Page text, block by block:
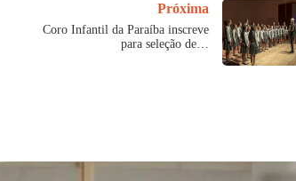
Próxima
Coro Infantil da Paraíba inscreve
para seleção de…